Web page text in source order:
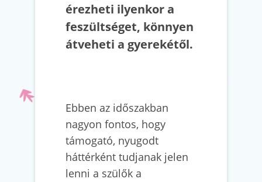
érezheti ilyenkor a
feszültséget, könnyen
átveheti a gyerekétől.
Ebben az időszakban
nagyon fontos, hogy
támogató, nyugodt
háttérként tudjanak jelen
lenni a szülők a